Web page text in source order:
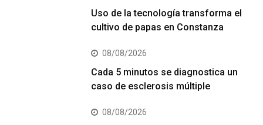
Uso de la tecnología transforma el
cultivo de papas en Constanza
08/08/2026
Cada 5 minutos se diagnostica un
caso de esclerosis múltiple
08/08/2026